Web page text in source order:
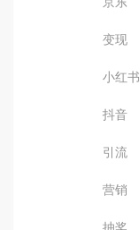
变现
小红书
抖音
引流
营销
抽奖